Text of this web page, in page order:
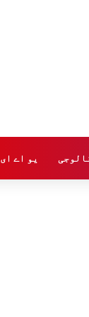
یو اے ای